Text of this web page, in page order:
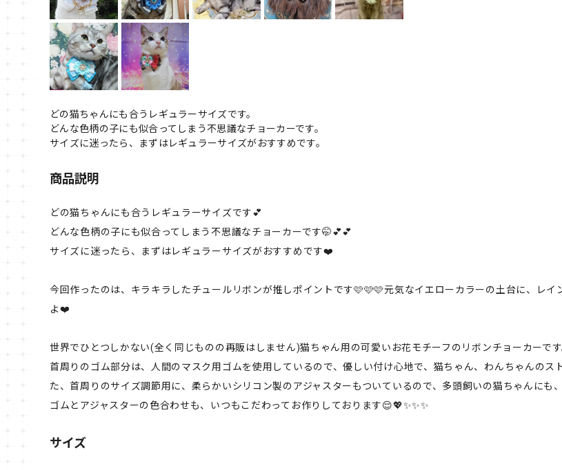
どの猫ちゃんにも合うレギュラーサイズです。
どんな色柄の子にも似合ってしまう不思議なチョーカーです。
サイズに迷ったら、まずはレギュラーサイズがおすすめです。
商品説明
どの猫ちゃんにも合うレギュラーサイズです💕
どんな色柄の子にも似合ってしまう不思議なチョーカーです🤭💕💕
サイズに迷ったら、まずはレギュラーサイズがおすすめです❤️
今回作ったのは、キラキラしたチュールリボンが推しポイントです🩷🩷🩷元気なイエローカラーの土台に、レイ
よ❤️
世界でひとつしかない(全く同じものの再販はしません)猫ちゃん用の可愛いお花モチーフのリボンチョーカーです
首周りのゴム部分は、人間のマスク用ゴムを使用しているので、優しい付け心地で、猫ちゃん、わんちゃんのス
た、首周りのサイズ調節用に、柔らかいシリコン製のアジャスターもついているので、多頭飼いの猫ちゃんにも
ゴムとアジャスターの色合わせも、いつもこだわってお作りしております😌💖✨✨✨
サイズ